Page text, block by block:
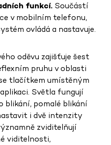
funkcí. Součástí
v mobilním telefonu,
ovládá a nastavuje.
oděvu zajišťuje šest
pruhu v oblasti
tlačítkem umístěným
Světla fungují
blikání, pomalé blikání
i dvě intenzity
zviditelňují
viditelnosti,